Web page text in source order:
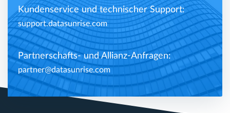
Kundenservice und technischer Support:
support.datasunrise.com
Partnerschafts- und Allianz-Anfragen:
partner@datasunrise.com